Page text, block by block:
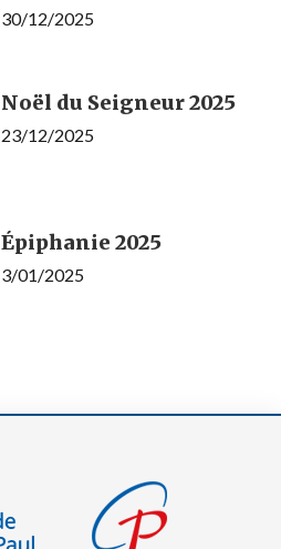
30/12/2025
Noël du Seigneur 2025
23/12/2025
Épiphanie 2025
3/01/2025